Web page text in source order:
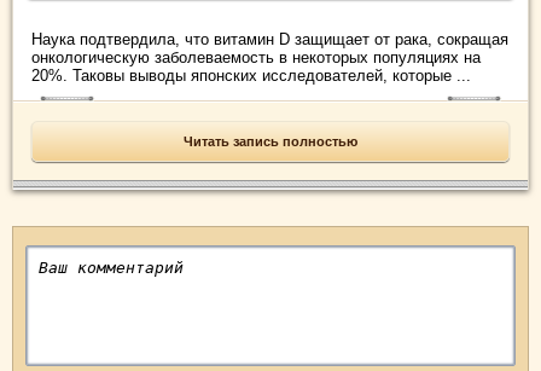
Наука подтвердила, что витамин D защищает от рака, сокращая
онкологическую заболеваемость в некоторых популяциях на
20%. Таковы выводы японских исследователей, которые ...
Читать запись полностью